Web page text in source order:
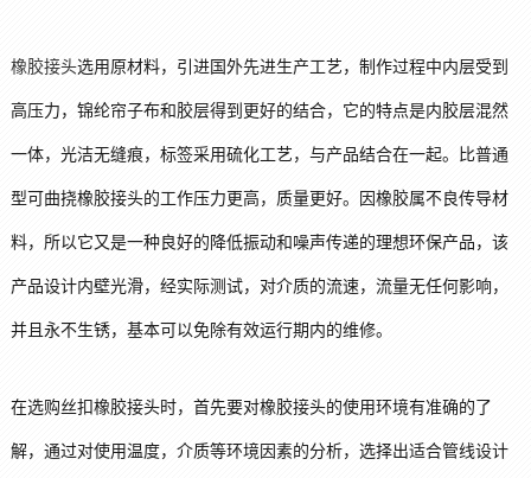
橡胶接头选用原材料，引进国外先进生产工艺，制作过程中内层受到
高压力，锦纶帘子布和胶层得到更好的结合，它的特点是内胶层混然
一体，光洁无缝痕，标签采用硫化工艺，与产品结合在一起。比普通
型可曲挠橡胶接头的工作压力更高，质量更好。因橡胶属不良传导材
料，所以它又是一种良好的降低振动和噪声传递的理想环保产品，该
产品设计内壁光滑，经实际测试，对介质的流速，流量无任何影响，
并且永不生锈，基本可以免除有效运行期内的维修。
在选购丝扣橡胶接头时，首先要对橡胶接头的使用环境有准确的了
解，通过对使用温度，介质等环境因素的分析，选择出适合管线设计